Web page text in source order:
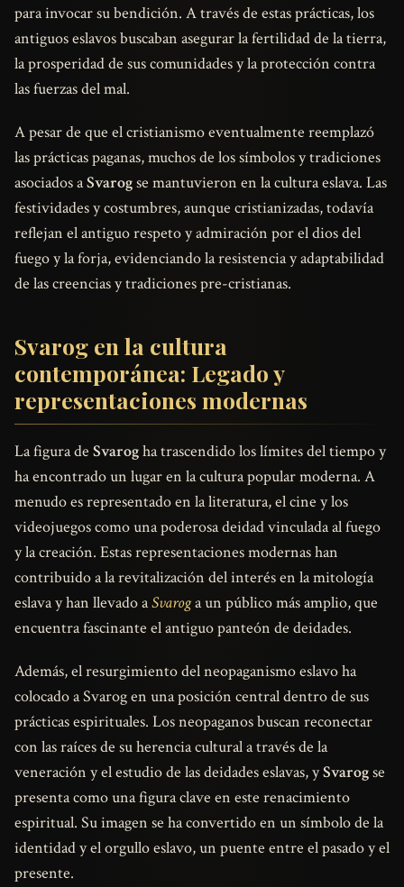
para invocar su bendición. A través de estas prácticas, los
antiguos eslavos buscaban asegurar la fertilidad de la tierra,
la prosperidad de sus comunidades y la protección contra
las fuerzas del mal.
A pesar de que el cristianismo eventualmente reemplazó
las prácticas paganas, muchos de los símbolos y tradiciones
asociados aSvarogse mantuvieron en la cultura eslava. Las
festividades y costumbres, aunque cristianizadas, todavía
reflejan el antiguo respeto y admiración por el dios del
fuego y la forja, evidenciando la resistencia y adaptabilidad
de las creencias y tradiciones pre-cristianas.
Svarog en la cultura
contemporánea: Legado y
representaciones modernas
La figura de Svarogha trascendido los límites del tiempo y
ha encontrado un lugar en la cultura popular moderna. A
menudo es representado en la literatura, el cine y los
videojuegos como una poderosa deidad vinculada al fuego
y la creación. Estas representaciones modernas han
contribuido a la revitalización del interés en la mitología
eslava y han llevado aSvaroga un público más amplio, que
encuentra fascinante el antiguo panteón de deidades.
Además, el resurgimiento del neopaganismo eslavo ha
colocado a Svarog en una posición central dentro de sus
prácticas espirituales. Los neopaganos buscan reconectar
con las raíces de su herencia cultural a través de la
veneración y el estudio de las deidades eslavas, ySvarogse
presenta como una figura clave en este renacimiento
espiritual. Su imagen se ha convertido en un símbolo de la
identidad y el orgullo eslavo, un puente entre el pasado y el
presente.